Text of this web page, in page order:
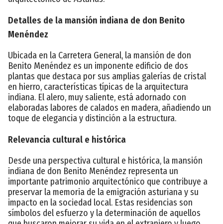
Detalles de la mansión indiana de don Benito
Menéndez
Ubicada en la Carretera General, la mansión de don
Benito Menéndez es un imponente edificio de dos
plantas que destaca por sus amplias galerías de cristal
en hierro, características típicas de la arquitectura
indiana. El alero, muy saliente, está adornado con
elaboradas labores de calados en madera, añadiendo un
toque de elegancia y distinción a la estructura.
Relevancia cultural e histórica
Desde una perspectiva cultural e histórica, la mansión
indiana de don Benito Menéndez representa un
importante patrimonio arquitectónico que contribuye a
preservar la memoria de la emigración asturiana y su
impacto en la sociedad local. Estas residencias son
símbolos del esfuerzo y la determinación de aquellos